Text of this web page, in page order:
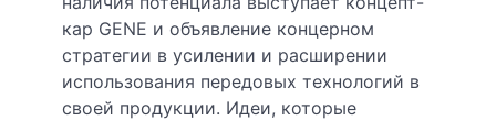
кар GENE и объявление концерном
стратегии в усилении и расширении
использования передовых технологий в
своей продукции. Идеи, которые